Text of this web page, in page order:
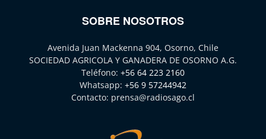
SOBRE NOSOTROS
Avenida Juan Mackenna 904, Osorno, Chile
SOCIEDAD AGRICOLA Y GANADERA DE OSORNO A.G.
Teléfono: +56 64 223 2160
Whatsapp: +56 9 57244942
Contacto: prensa@radiosago.cl